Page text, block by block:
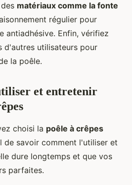
matériaux comme la fonte
régulier pour
antiadhésive. Enfin, vérifiez
d'autres utilisateurs pour
la poêle.
et entretenir
choisi la poêle à crêpes
de savoir comment l'utiliser et
dure longtemps et que vos
parfaites.